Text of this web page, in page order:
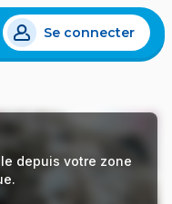
Se connecter
depuis votre zone